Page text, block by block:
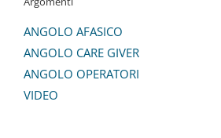
ANGOLO AFASICO
ANGOLO CARE GIVER
ANGOLO OPERATORI
VIDEO